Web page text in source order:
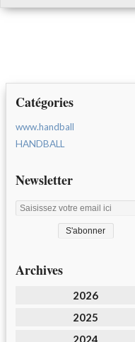
Catégories
www.handball
HANDBALL
Newsletter
Archives
2026
2025
2024